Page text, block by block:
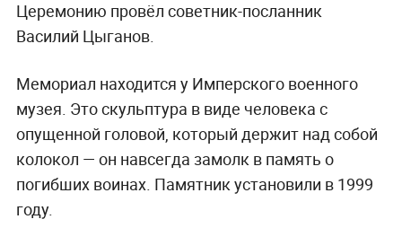
Церемонию провёл советник-посланник
Василий Цыганов.
Мемориал находится у Имперского военного
музея. Это скульптура в виде человека с
опущенной головой, который держит над собой
колокол — он навсегда замолк в память о
погибших воинах. Памятник установили в 1999
году.